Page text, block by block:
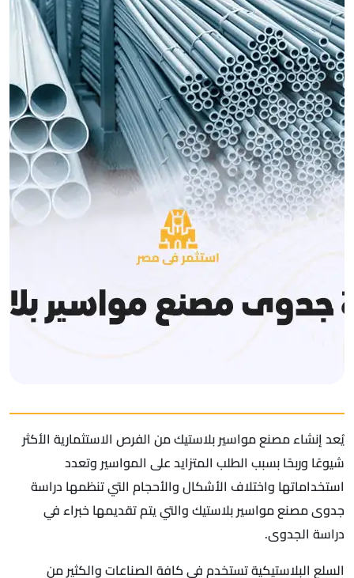
يُعد إنشاء مصنع مواسير بلاستيك من الفرص الاستثمارية الأكثر
شيوعًا وربحًا بسبب الطلب المتزايد على المواسير وتعدد
استخداماتها واختلاف الأشكال والأحجام التي تنظمها دراسة
جدوى مصنع مواسير بلاستيك والتي يتم تقديمها خبراء في
دراسة الجدوى.
السلع البلاستيكية تستخدم في كافة الصناعات والكثير من